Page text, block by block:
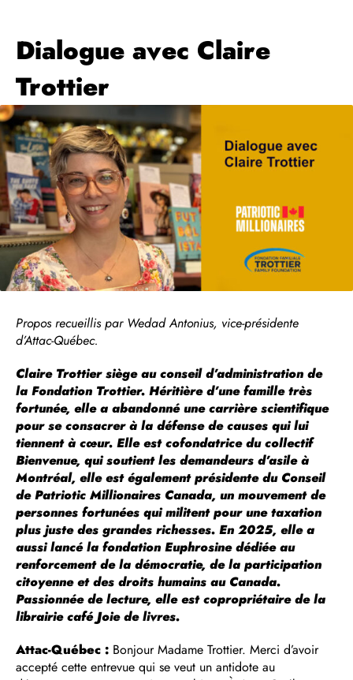
Dialogue avec Claire
Trottier
Propos recueillis par Wedad Antonius, vice-présidente
d’Attac-Québec.
Claire Trottier siège au conseil d’administration de
la Fondation Trottier. Héritière d’une famille très
fortunée, elle a abandonné une carrière scientifique
pour se consacrer à la défense de causes qui lui
tiennent à cœur. Elle est cofondatrice du collectif
Bienvenue, qui soutient les demandeurs d’asile à
Montréal, elle est également présidente du Conseil
de Patriotic Millionaires Canada, un mouvement de
personnes fortunées qui militent pour une taxation
plus juste des grandes richesses. En 2025, elle a
aussi lancé la fondation Euphrosine dédiée au
renforcement de la démocratie, de la participation
citoyenne et des droits humains au Canada.
Passionnée de lecture, elle est copropriétaire de la
librairie café Joie de livres.
Attac-Québec : Bonjour Madame Trottier. Merci d’avoir
accepté cette entrevue qui se veut un antidote au